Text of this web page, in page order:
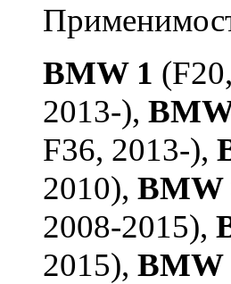
BMW 1
2013-),
F36, 2013-),
2010), BMW
2008-2015),
2015), BMW